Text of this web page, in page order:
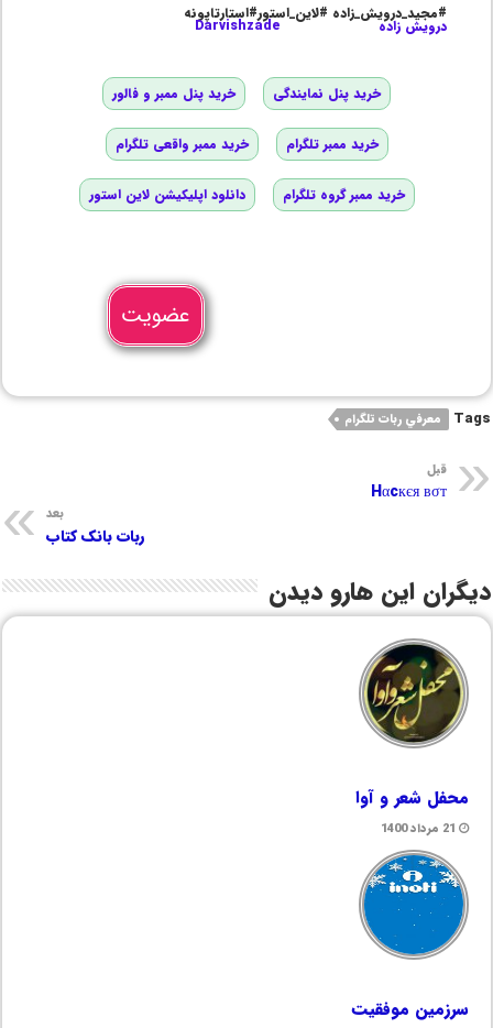
#مجید_درویش_زاده #لاین_استور#استارتاپونه
درویش زاده Darvishzade
خرید پنل نمایندگی خرید پنل ممبر و فالور
خرید ممبر تلگرام خرید ممبر واقعی تلگرام
خرید ممبر گروه تلگرام دانلود اپلیکیشن لاین استور
عضویت
Tags معرفي ربات تلگرام
قبل
Hαcкєя вσт
بعد
ربات بانک کتاب
دیگران این هارو دیدن
محفل شعر و آوا
21 مرداد 1400
سرزمین موفقیت